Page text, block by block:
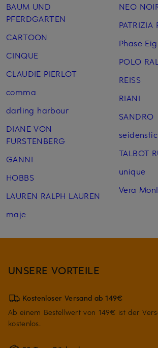
BAUM UND
PFERDGARTEN
CARTOON
CINQUE
CLAUDIE PIERLOT
comma
darling harbour
DIANE VON
FURSTENBERG
GANNI
HOBBS
LAUREN RALPH LAUREN
maje
NEO
PATRIZIA
Phase
POLO
REISS
RIANI
SANDRO
TALBOT
unique
Vera Mont
UNSERE VORTEILE
Kostenloser Versand ab 149€
Ab einem Bestellwert von 149€ ist der
kostenlos.